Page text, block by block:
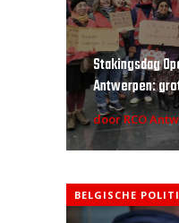
Stakingsdag
Antwerpen:
door RCO
BELGISCHE